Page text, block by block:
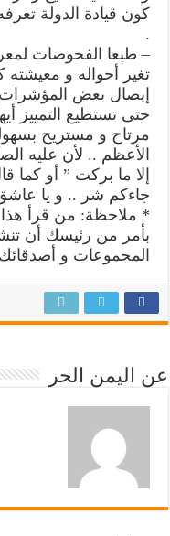
كون قيادة الدولة
.
– طبعا الفحوصات
تغير أحواله و معيشته
إيصال بعض المؤشرات
حتى تستطيع التمييز
مرتاح و مستريح
الأعظم .. لأن عليه
إلا ما بركت ” أو كما
جاءكم شر .. و يا
* ملاحظة: من قرأ
بأمر من رئيسك أن
المجموعات و
عن اليمن الحر